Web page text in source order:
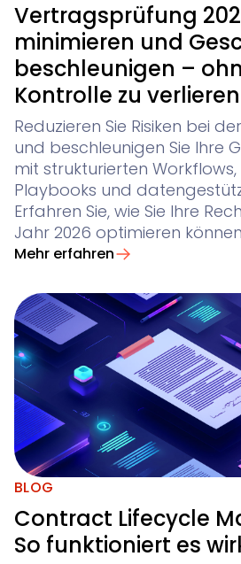
Vertragsprüfung
minimieren und
beschleunigen –
Kontrolle zu verlieren
Reduzieren Sie Risiken bei
und beschleunigen Sie Ihre
mit strukturierten
Playbooks und
Erfahren Sie, wie Sie Ihre
Jahr 2026 optimieren
Mehr erfahren
BLOG
Contract Lifecycle
So funktioniert es